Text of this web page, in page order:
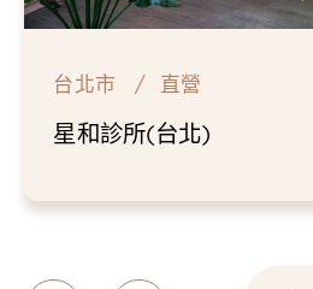
台北市 直營
星和診所(台北)